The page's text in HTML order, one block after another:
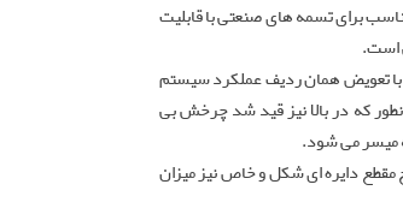
برای تسمه های صنعتی با قابلیت
است.
با تعویض همان ردیف عملکرد سیستم
که در بالا نیز قید شد چرخش بی
میسر می شود.
مقطع دایره ای شکل و خاص نیز میزان